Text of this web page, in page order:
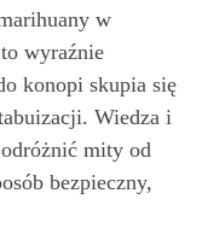
w
wyraźnie
konopi skupia się
Wiedza i
mity od
bezpieczny,